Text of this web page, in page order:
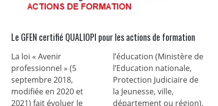
Le GFEN certifié QUALIOPI pour les actions de formation
La loi « Avenir
professionnel » (5
septembre 2018,
modifiée en 2020 et
2021) fait évoluer le
l’éducation (Ministère de
l’Education nationale,
Protection Judiciaire de
la Jeunesse, ville,
département ou région).